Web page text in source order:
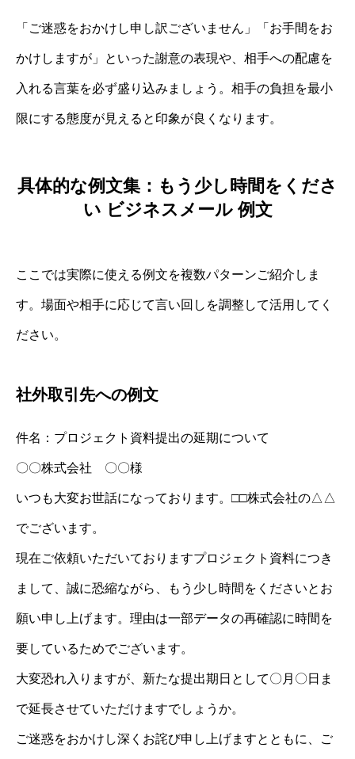
「ご迷惑をおかけし申し訳ございません」「お手間をお
かけしますが」といった謝意の表現や、相手への配慮を
入れる言葉を必ず盛り込みましょう。相手の負担を最小
限にする態度が見えると印象が良くなります。
具体的な例文集：もう少し時間をくださ
い ビジネスメール 例文
ここでは実際に使える例文を複数パターンご紹介しま
す。場面や相手に応じて言い回しを調整して活用してく
ださい。
社外取引先への例文
件名：プロジェクト資料提出の延期について
〇〇株式会社 〇〇様
いつも大変お世話になっております。□□株式会社の△△
でございます。
現在ご依頼いただいておりますプロジェクト資料につき
まして、誠に恐縮ながら、もう少し時間をくださいとお
願い申し上げます。理由は一部データの再確認に時間を
要しているためでございます。
大変恐れ入りますが、新たな提出期日として〇月〇日ま
で延長させていただけますでしょうか。
ご迷惑をおかけし深くお詫び申し上げますとともに、ご